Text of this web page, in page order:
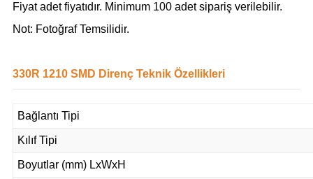
Fiyat adet fiyatıdır. Minimum 100 adet sipariş verilebilir.
Not: Fotoğraf Temsilidir.
330R 1210 SMD Direnç Teknik Özellikleri
Bağlantı Tipi
Kılıf Tipi
Boyutlar (mm) LxWxH